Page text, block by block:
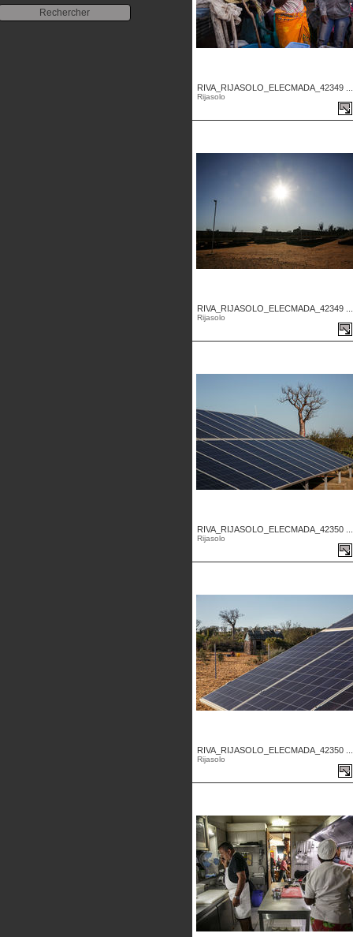
RIVA_RIJASOLO_ELECMADA_42349 ...
Rijasolo
RIVA_RIJASOLO_ELECMADA_42349 ...
Rijasolo
RIVA_RIJASOLO_ELECMADA_42350 ...
Rijasolo
RIVA_RIJASOLO_ELECMADA_42350 ...
Rijasolo